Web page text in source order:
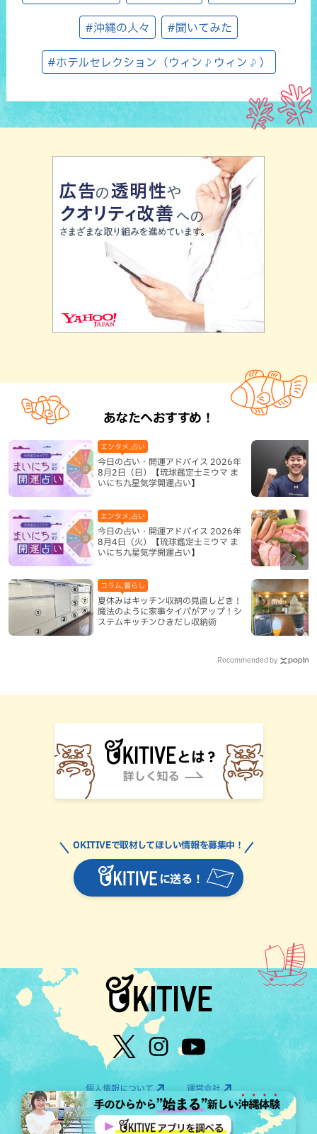
#沖縄の人々 #聞いてみた
#ホテルセレクション（ウィン♪ウィン♪）
あなたへおすすめ！
今日の占い・開運アドバイス 2026年
8月2日（日）【琉球鑑定士ミウマ ま
いにち九星気学開運占い】
エンタメ,占い
今日の占い・開運アドバイス 2026年
8月4日（火）【琉球鑑定士ミウマ ま
いにち九星気学開運占い】
エンタメ,占い
夏休みはキッチン収納の見直しどき！
魔法のように家事タイパがアップ！シ
ステムキッチンひきだし収納術
コラム,暮らし
Recommended by
に送る！
OKITIVEで取材してほしい情報を募集中！
個人情報について 運営会社
©OTV CO.,LTD All Rights Reserved.